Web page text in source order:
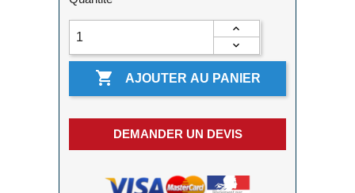
 AJOUTER AU PANIER
DEMANDER UN DEVIS